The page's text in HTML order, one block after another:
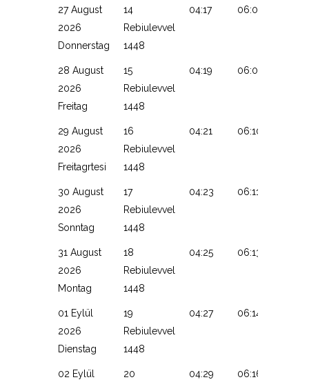
27 August
2026
Donnerstag
14
Rebiulevvel
1448
04:17 06:07
28 August
2026
Freitag
15
Rebiulevvel
1448
04:19 06:09
29 August
2026
Freitagrtesi
16
Rebiulevvel
1448
04:21 06:10
30 August
2026
Sonntag
17
Rebiulevvel
1448
04:23 06:11
31 August
2026
Montag
18
Rebiulevvel
1448
04:25 06:13
01 Eylül
2026
Dienstag
19
Rebiulevvel
1448
04:27 06:14
02 Eylül
20
04:29 06:16